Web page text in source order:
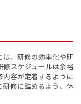
、研修の効率化や研
スケジュールは余裕
容が定着するように
修に臨めるよう、休